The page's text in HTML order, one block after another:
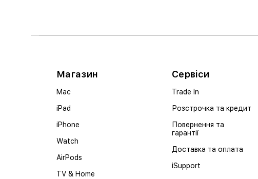
Магазин
Mac
iPad
iPhone
Watch
AirPods
TV & Home
Сервіси
Trade In
Розстрочка та кредит
Повернення та
гарантії
Доставка та оплата
iSupport